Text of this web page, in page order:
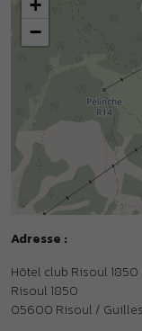
Adresse :
Hôtel club Risoul
Risoul 1850
Risoul /
Itinéraire
Accès en train et en
Gare de Mont-
connect.com
•Transport en bus de
Organisme
•Vacances Léo